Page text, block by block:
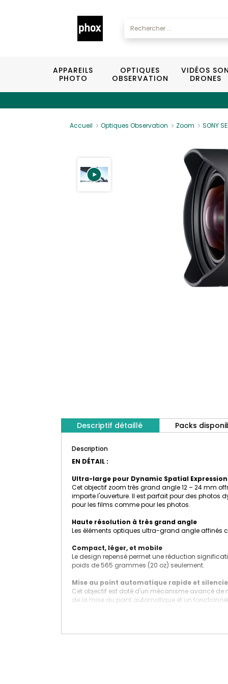
APPAREILS
PHOTO
OPTIQUES
OBSERVATION
VIDÉOS SON
DRONES
Accueil Optiques Observation Zoom SONY
Descriptif détaillé Packs
Description
EN DÉTAIL :
Ultra-large pour Dynamic Spatial Expression
Cet objectif zoom très grand angle 12 – 24 mm
importe l'ouverture. Il est parfait pour des photos
pour les films comme pour les photos.
Haute résolution à très grand angle
Les éléments optiques ultra-grand angle affinés
Compact, léger, et mobile
Le design repensé permet une réduction
poids de 565 grammes (20 oz) seulement.
Mise au point automatique rapide et
Cet objectif est doté d'un mécanisme avancé de
de la mise au point automatique et un
Le bouton de verrouillage de la mise au point
une grande fiabilité, même dans des conditions